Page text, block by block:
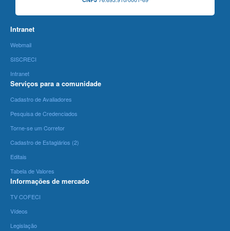
Intranet
Webmail
SISCRECI
Intranet
Serviços para a comunidade
Cadastro de Avaliadores
Pesquisa de Credenciados
Torne-se um Corretor
Cadastro de Estagiários (2)
Editais
Tabela de Valores
Informações de mercado
TV COFECI
Vídeos
Legislação